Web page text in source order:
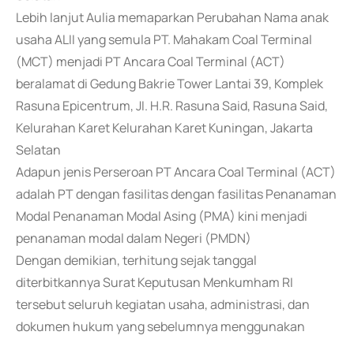
Lebih lanjut Aulia memaparkan Perubahan Nama anak
usaha ALII yang semula PT. Mahakam Coal Terminal
(MCT) menjadi PT Ancara Coal Terminal (ACT)
beralamat di Gedung Bakrie Tower Lantai 39, Komplek
Rasuna Epicentrum, JI. H.R. Rasuna Said, Rasuna Said,
Kelurahan Karet Kelurahan Karet Kuningan, Jakarta
Selatan
Adapun jenis Perseroan PT Ancara Coal Terminal (ACT)
adalah PT dengan fasilitas dengan fasilitas Penanaman
Modal Penanaman Modal Asing (PMA) kini menjadi
penanaman modal dalam Negeri (PMDN)
Dengan demikian, terhitung sejak tanggal
diterbitkannya Surat Keputusan Menkumham RI
tersebut seluruh kegiatan usaha, administrasi, dan
dokumen hukum yang sebelumnya menggunakan